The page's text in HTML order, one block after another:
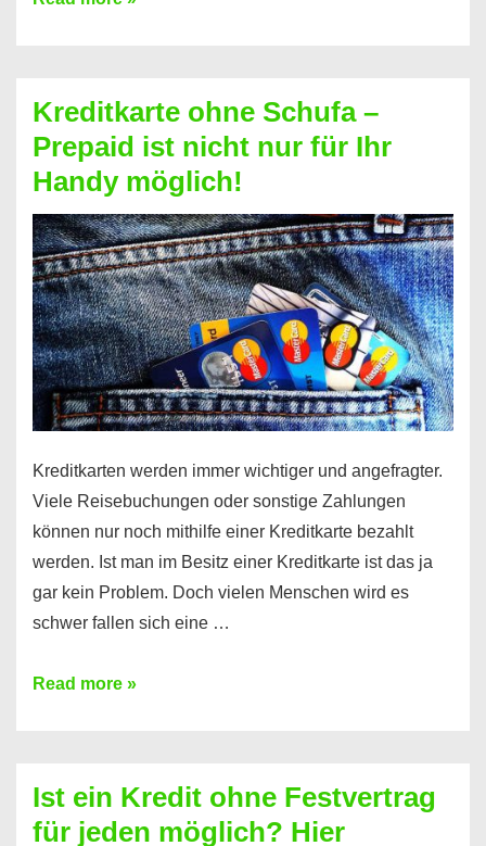
Neueröffnung
trotz
Schufaeintrag
möglich
Kreditkarte ohne Schufa –
Prepaid ist nicht nur für Ihr
Handy möglich!
Kreditkarten werden immer wichtiger und angefragter.
Viele Reisebuchungen oder sonstige Zahlungen
können nur noch mithilfe einer Kreditkarte bezahlt
werden. Ist man im Besitz einer Kreditkarte ist das ja
gar kein Problem. Doch vielen Menschen wird es
schwer fallen sich eine …
Kreditkarte
Prepaid
ist
Read more »
Ist ein Kredit ohne Festvertrag
für jeden möglich? Hier